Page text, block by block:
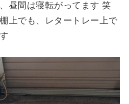
昼間は寝転がってます 笑
上でも、レタートレー上で